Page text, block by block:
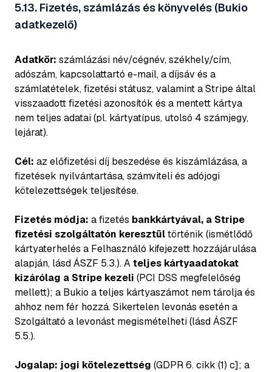
5.13. Fizetés, számlázás és könyvelés (Bukio
adatkezelő)
Adatkör: számlázási név/cégnév, székhely/cím,
adószám, kapcsolattartó e-mail, a díjsáv és a
számlatételek, fizetési státusz, valamint a Stripe által
visszaadott fizetési azonosítók és a mentett kártya
nem teljes adatai (pl. kártyatípus, utolsó 4 számjegy,
lejárat).
Cél: az előfizetési díj beszedése és kiszámlázása, a
fizetések nyilvántartása, számviteli és adójogi
kötelezettségek teljesítése.
Fizetés módja: a fizetés bankkártyával, a Stripe
fizetési szolgáltatón keresztültörténik (ismétlődő
kártyaterhelés a Felhasználó kifejezett hozzájárulása
alapján, lásd ÁSZF 5.3.). Ateljes kártyaadatokat
kizárólag a Stripe kezeli (PCI DSS megfelelőség
mellett); a Bukio a teljes kártyaszámot nem tárolja és
ahhoz nem fér hozzá. Sikertelen levonás esetén a
Szolgáltató a levonást megismételheti (lásd ÁSZF
5.5.).
Jogalap: jogi kötelezettség (GDPR 6. cikk (1) c]; a